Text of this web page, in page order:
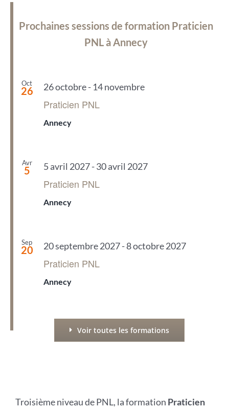
Prochaines sessions de formation Praticien
PNL à Annecy
Oct
26 26 octobre- 14 novembre
Praticien PNL
Annecy
Avr
5 5 avril 2027-30 avril 2027
Praticien PNL
Annecy
Sep
20 20 septembre 2027-8 octobre 2027
Praticien PNL
Annecy
Voir toutes les formations
Troisième niveau de PNL, la formation Praticien